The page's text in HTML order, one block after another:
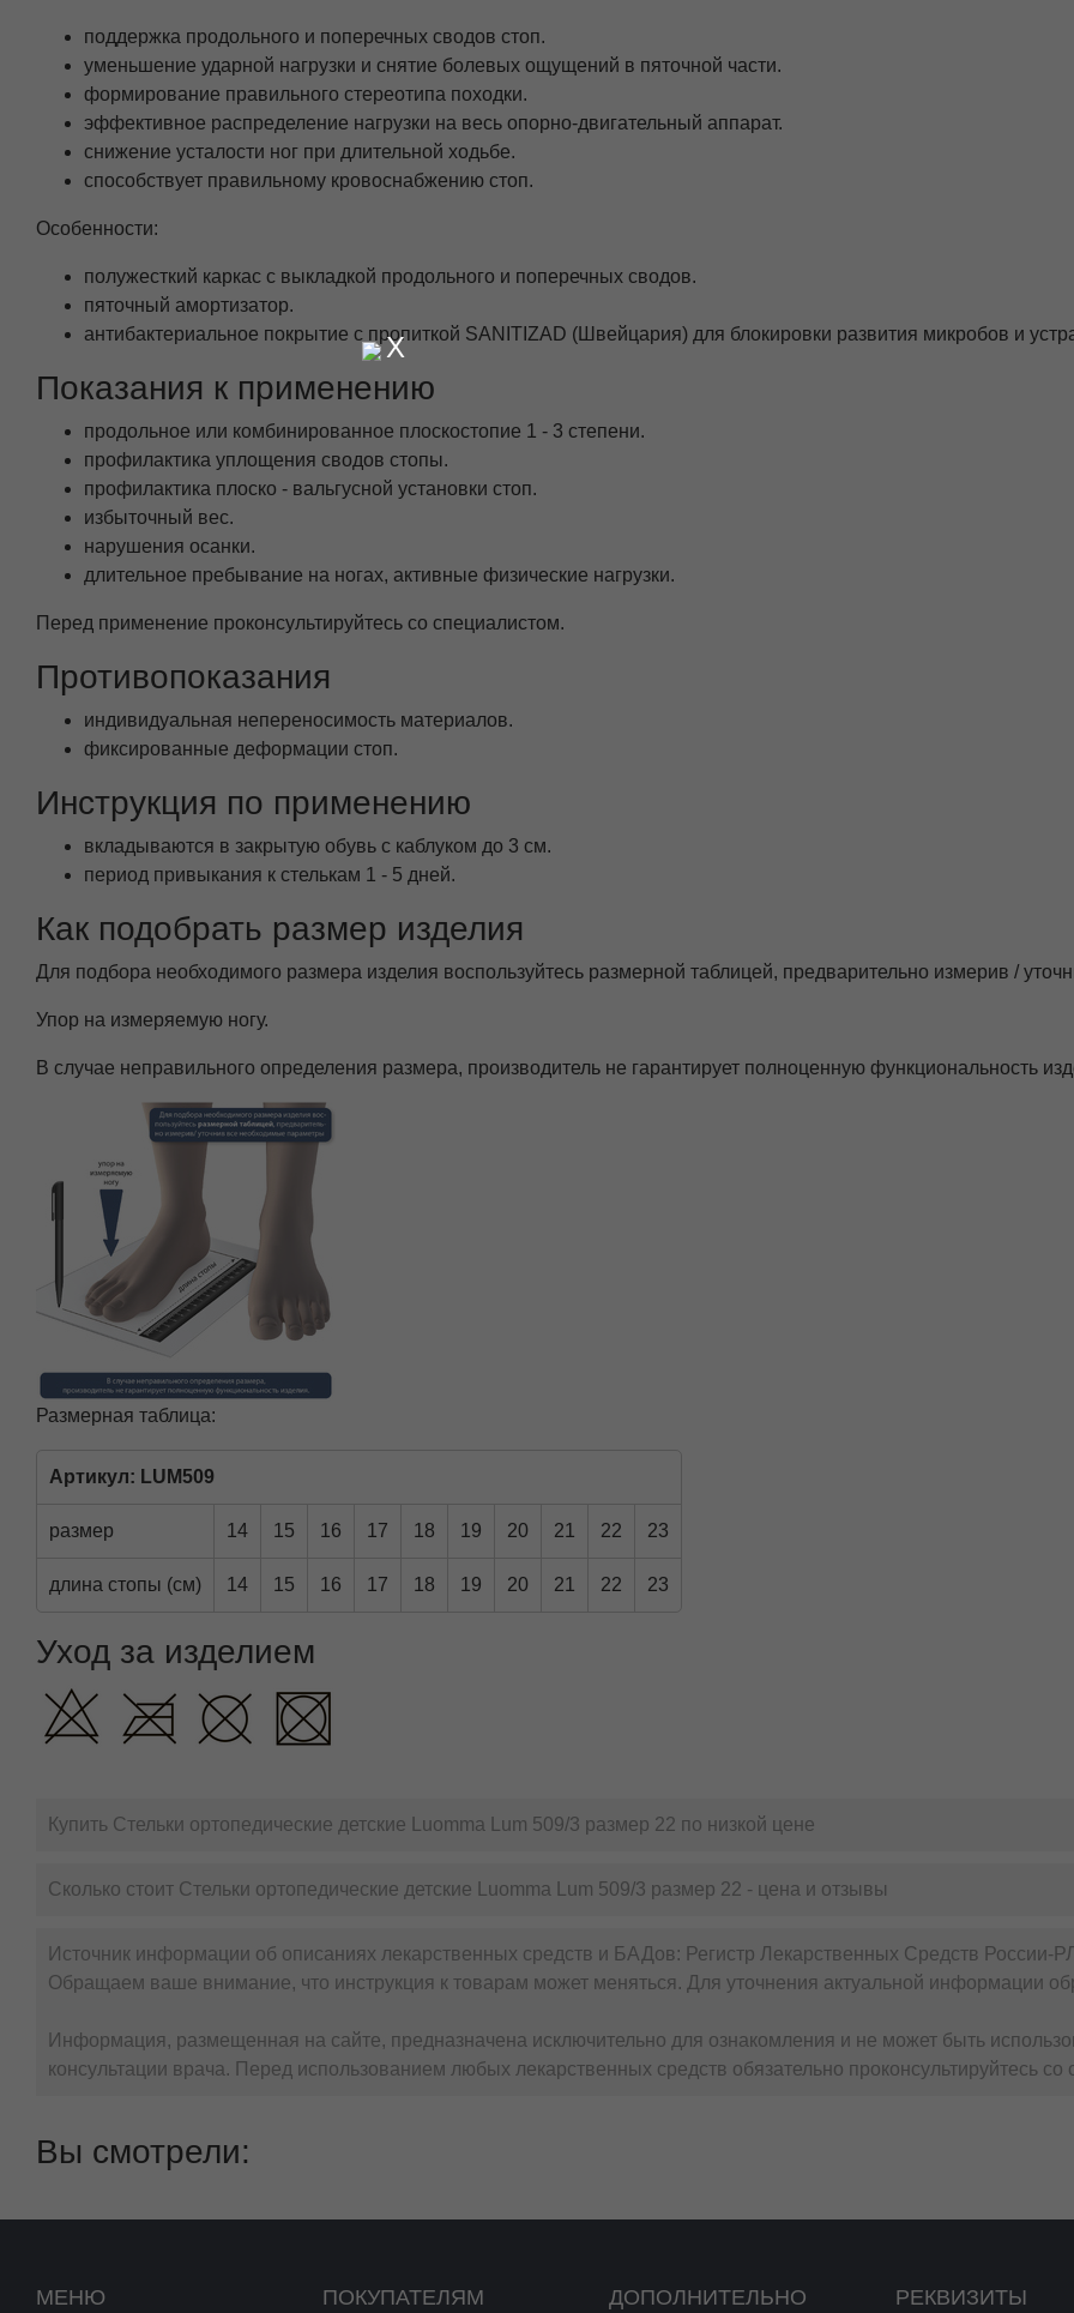
поддержка продольного и поперечных сводов стоп.
уменьшение ударной нагрузки и снятие болевых ощущений в пяточной части.
формирование правильного стереотипа походки.
эффективное распределение нагрузки на весь опорно-двигательный аппарат.
снижение усталости ног при длительной ходьбе.
способствует правильному кровоснабжению стоп.
Особенности:
полужесткий каркас с выкладкой продольного и поперечных сводов.
пяточный амортизатор.
антибактериальное покрытие с пропиткой SANITIZAD (Швейцария) для блокировки развития микробов и
Показания к применению
продольное или комбинированное плоскостопие 1 - 3 степени.
профилактика уплощения сводов стопы.
профилактика плоско - вальгусной установки стоп.
избыточный вес.
нарушения осанки.
длительное пребывание на ногах, активные физические нагрузки.
Перед применение проконсультируйтесь со специалистом.
Противопоказания
индивидуальная непереносимость материалов.
фиксированные деформации стоп.
Инструкция по применению
вкладываются в закрытую обувь с каблуком до 3 см.
период привыкания к стелькам 1 - 5 дней.
Как подобрать размер изделия
Для подбора необходимого размера изделия воспользуйтесь размерной таблицей, предварительно измерив /
Упор на измеряемую ногу.
В случае неправильного определения размера, производитель не гарантирует полноценную функциональность
Размерная таблица:
Артикул: LUM509
размер 14 15 16 17 18 19 20 21 22 23
длина стопы (см) 14 15 16 17 18 19 20 21 22 23
Уход за изделием
Купить Стельки ортопедические детские Luomma Lum 509/3 размер 22 по низкой цене
Сколько стоит Стельки ортопедические детские Luomma Lum 509/3 размер 22 - цена и отзывы
Источник информации об описаниях лекарственных средств и БАДов: Регистр Лекарственных Средств России-
Обращаем ваше внимание, что инструкция к товарам может меняться. Для уточнения актуальной информации
Информация, размещенная на сайте, предназначена исключительно для ознакомления и не может быть
консультации врача. Перед использованием любых лекарственных средств обязательно проконсультируйтесь со
X
Вы смотрели:
МЕНЮ ПОКУПАТЕЛЯМ ДОПОЛНИТЕЛЬНО РЕКВИЗИТЫ